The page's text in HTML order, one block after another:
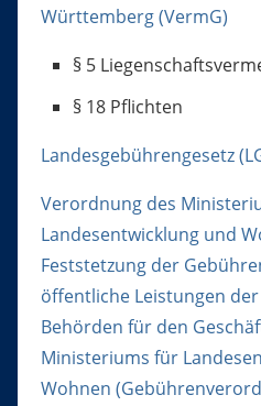
Württemberg (VermG)
§ 5
§ 18 Pflichten
Landesgebührengesetz
Verordnung des
Landesentwicklung und
Feststetzung der
öffentliche Leistungen
Behörden für den
Ministeriums für
Wohnen